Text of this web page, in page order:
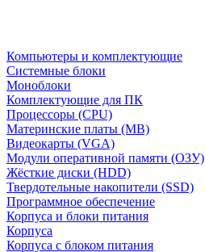
Компьютеры и комплектующие
Системные блоки
Моноблоки
Комплектующие для ПК
Процессоры (CPU)
Материнские платы (MB)
Видеокарты (VGA)
Модули оперативной памяти (ОЗУ)
Жёсткие диски (HDD)
Твердотельные накопители (SSD)
Программное обеспечение
Корпуса и блоки питания
Корпуса
Корпуса с блоком питания